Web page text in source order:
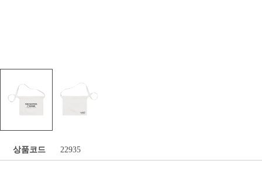
상품코드 22935